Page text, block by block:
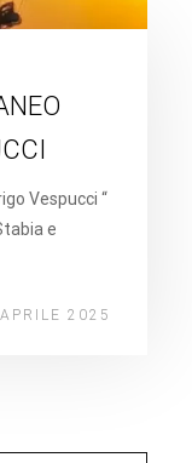
Vespucci “
e
2025